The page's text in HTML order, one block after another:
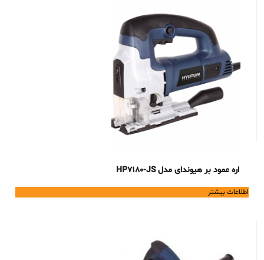
اره عمود بر هیوندای مدل HP7180-JS
اطلاعات بیشتر